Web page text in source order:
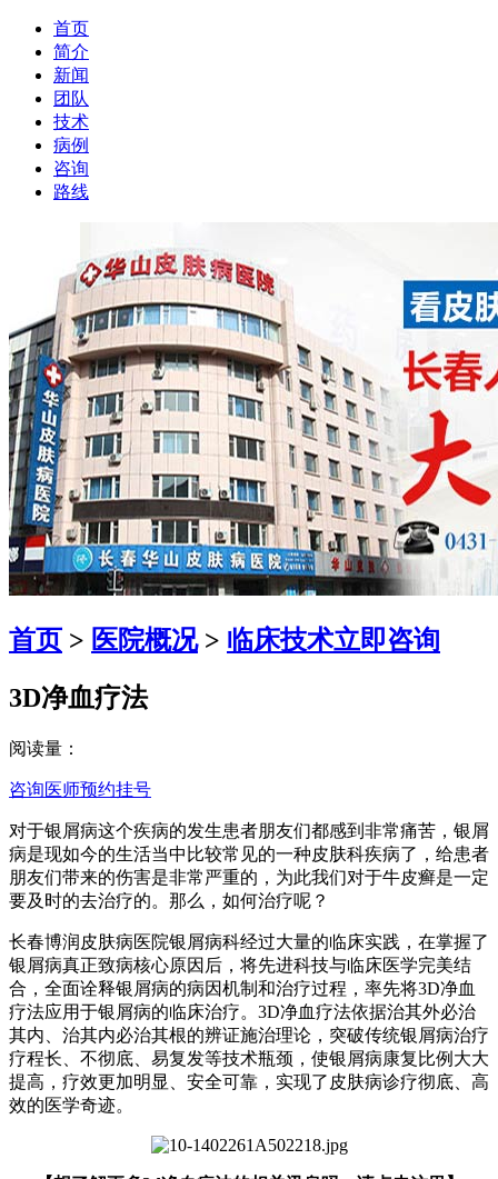
首页
简介
新闻
团队
技术
病例
咨询
路线
首页 > 医院概况> 临床技术立即咨询
3D净血疗法
阅读量：
咨询医师预约挂号
对于银屑病这个疾病的发生患者朋友们都感到非常痛苦，银屑
病是现如今的生活当中比较常见的一种皮肤科疾病了，给患者
朋友们带来的伤害是非常严重的，为此我们对于牛皮癣是一定
要及时的去治疗的。那么，如何治疗呢？
长春博润皮肤病医院银屑病科经过大量的临床实践，在掌握了
银屑病真正致病核心原因后，将先进科技与临床医学完美结
合，全面诠释银屑病的病因机制和治疗过程，率先将3D净血
疗法应用于银屑病的临床治疗。3D净血疗法依据治其外必治
其内、治其内必治其根的辨证施治理论，突破传统银屑病治疗
疗程长、不彻底、易复发等技术瓶颈，使银屑病康复比例大大
提高，疗效更加明显、安全可靠，实现了皮肤病诊疗彻底、高
效的医学奇迹。